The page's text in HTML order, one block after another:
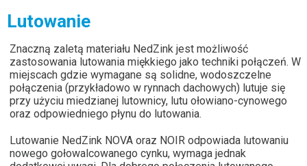
Lutowanie
Znaczną zaletą materiału NedZink jest możliwość
zastosowania lutowania miękkiego jako techniki połączeń. W
miejscach gdzie wymagane są solidne, wodoszczelne
połączenia (przykładowo w rynnach dachowych) lutuje się
przy użyciu miedzianej lutownicy, lutu ołowiano-cynowego
oraz odpowiedniego płynu do lutowania.
Lutowanie NedZink NOVA oraz NOIR odpowiada lutowaniu
nowego gołowalcowanego cynku, wymaga jednak